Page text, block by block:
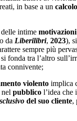
in base a un
intime motivazioni
da Liberilibri, 2023),
sempre più
si fonda tra l’altro
connivente;
violento implica
pubblico l’idea che
del suo cliente,